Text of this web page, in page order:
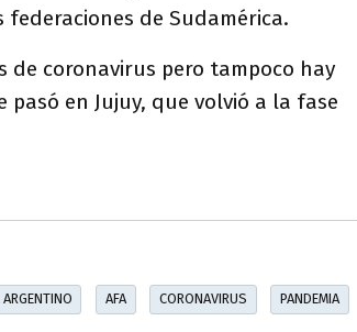
de Sudamérica.
de coronavirus pero tampoco hay
en Jujuy, que volvió a la fase
AFA CORONAVIRUS PANDEMIA